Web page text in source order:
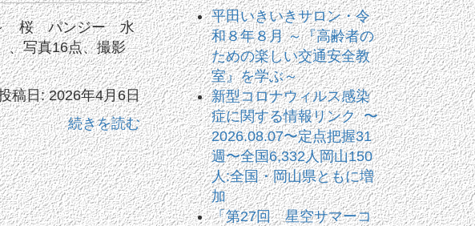
～ 桜 パンジー 水
写真16点、撮影
稿日: 2026年4月6日
続きを読む
平田いきいきサロン・令
和８年８月 ～『高齢者の
ための楽しい交通安全教
室』を学ぶ～
新型コロナウィルス感染
症に関する情報リンク 〜
2026.08.07〜定点把握31
週〜全国6,332人岡山150
人:全国・岡山県ともに増
加
「第27回 星空サマーコ